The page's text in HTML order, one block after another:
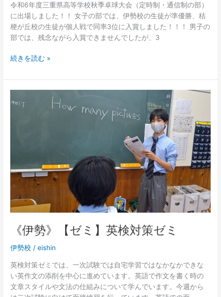
令和6年度三重県高等学校秋季卓球大会（定時制・通信制の部）
に出場しました！！ 女子の部では、伊勢校の生徒が準優勝、桔
梗が丘校の生徒が個人戦で同率3位に入賞しました！！！ 男子の
部では、残念ながら入賞できませんでしたが、3
続きを読む »
《伊勢》【ゼミ】英検対策ゼミ
伊勢校 /eishin
英検対策ゼミでは、一次試験では自宅学習ではなかなかできな
い英作文の添削を中心に進めています。英語で作文を書く時の
文章スタイルや文法の仕組みについて学んでいます。今週から
勢》
策